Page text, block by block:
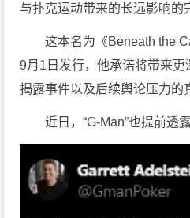
与扑克运动带来的长远影响的
这本名为《Beneath the
9月1日发行，他承诺将带来更
揭露事件以及后续舆论压力的
近日，“G-Man”也提前透